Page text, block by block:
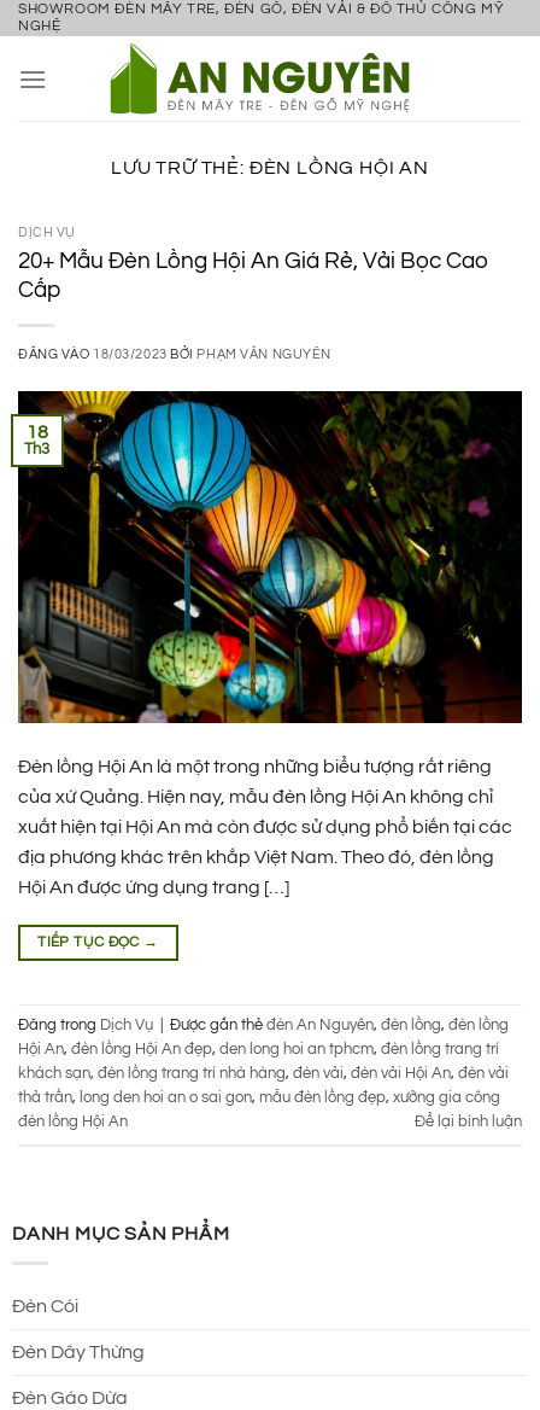
Bỏ
nội
SHOWROOM ĐÈN MÂY TRE, ĐÈN GỖ, ĐÈN VẢI & ĐỒ THỦ CÔNG MỸ
NGHỆ
LƯU TRỮ THẺ: ĐÈN LỒNG HỘI AN
DỊCH VỤ
20+ Mẫu Đèn Lồng Hội An Giá Rẻ, Vải Bọc Cao
Cấp
ĐĂNG VÀO 18/03/2023 BỞI PHẠM VĂN NGUYÊN
18
Th3
Đèn lồng Hội An là một trong những biểu tượng rất riêng
của xứ Quảng. Hiện nay, mẫu đèn lồng Hội An không chỉ
xuất hiện tại Hội An mà còn được sử dụng phổ biến tại các
địa phương khác trên khắp Việt Nam. Theo đó, đèn lồng
Hội An được ứng dụng trang […]
TIẾP TỤC ĐỌC →
Đăng trong Dịch Vụ Được gắn thẻ đèn An Nguyên, đèn lồng, đèn lồng
Hội An, đèn lồng Hội An đẹp, den long hoi an tphcm, đèn lồng trang trí
khách sạn, đèn lồng trang trí nhà hàng, đèn vải, đèn vải Hội An, đèn vải
thả trần, long den hoi an o sai gon, mẫu đèn lồng đẹp, xưởng gia công
đèn lồng Hội An
Để lại bình luận
DANH MỤC SẢN PHẨM
Đèn Cói
Đèn Dây Thừng
Đèn Gáo Dừa